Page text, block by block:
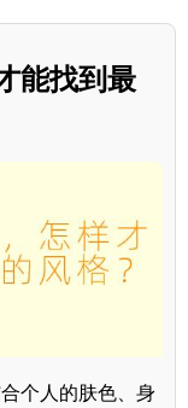
能找到最
个人的肤色、身